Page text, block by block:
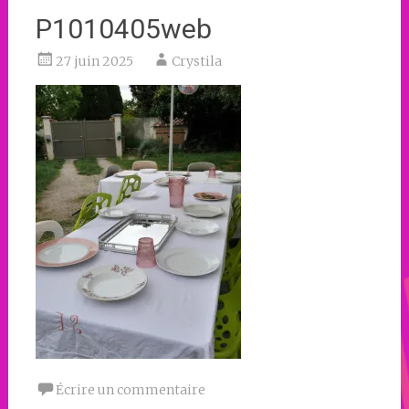
P1010405web
27 juin 2025 Crystila
Écrire un commentaire